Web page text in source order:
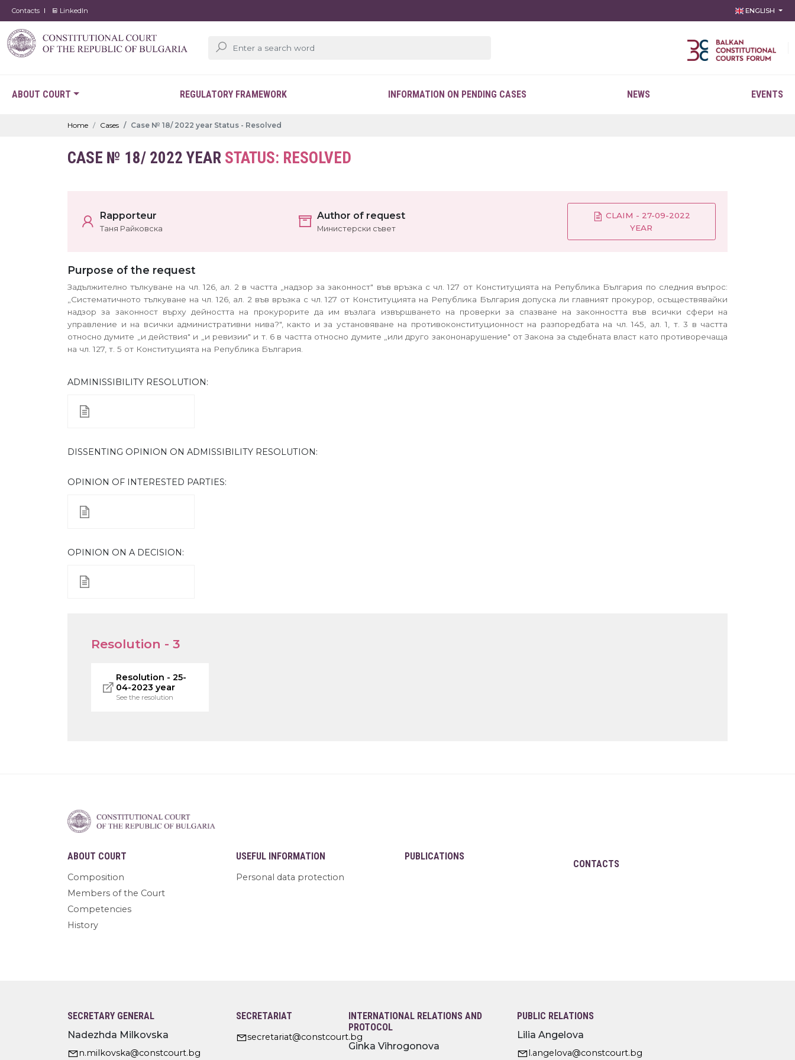
Contacts LinkedIn ENGLISH
ABOUT COURT REGULATORY FRAMEWORK INFORMATION ON PENDING CASES NEWS EVENTS
Home Cases Case № 18/ 2022 year Status - Resolved
CASE № 18/ 2022 YEAR STATUS: RESOLVED
Rapporteur
Таня Райковска
Author of request
Министерски съвет
CLAIM - 27-09-2022
YEAR
Purpose of the request
Задължително тълкуване на чл. 126, ал. 2 в частта „надзор за законност" във връзка с чл. 127 от Конституцията на Република България по следния въпрос:
„Систематичното тълкуване на чл. 126, ал. 2 във връзка с чл. 127 от Конституцията на Република България допуска ли главният прокурор, осъществявайки
надзор за законност върху дейността на прокурорите да им възлага извършването на проверки за спазване на законността във всички сфери на
управление и на всички административни нива?", както и за установяване на противоконституционност на разпоредбата на чл. 145, ал. 1, т. 3 в частта
относно думите „и действия" и „и ревизии" и т. 6 в частта относно думите „или друго закононарушение" от Закона за съдебната власт като противоречаща
на чл. 127, т. 5 от Конституцията на Република България.
ADMINISSIBILITY RESOLUTION:
DISSENTING OPINION ON ADMISSIBILITY RESOLUTION:
ОPINION OF INTERESTED PARTIES:
OPINION ON A DECISION:
Resolution - 3
Resolution - 25-
04-2023 year
See the resolution
ABOUT COURT
Composition
Members of the Court
Competencies
History
USEFUL INFORMATION
Personal data protection
PUBLICATIONS
CONTACTS
SECRETARY GENERAL
Nadezhda Milkovska
n.milkovska@constcourt.bg
SECRETARIAT
secretariat@constcourt.bg
INTERNATIONAL RELATIONS AND
PROTOCOL
Ginka Vihrogonova
PUBLIC RELATIONS
Lilia Angelova
l.angelova@constcourt.bg